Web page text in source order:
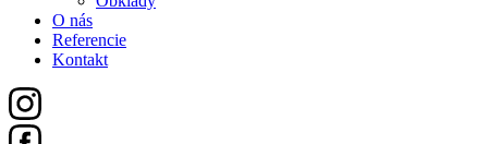
O nás
Referencie
Kontakt